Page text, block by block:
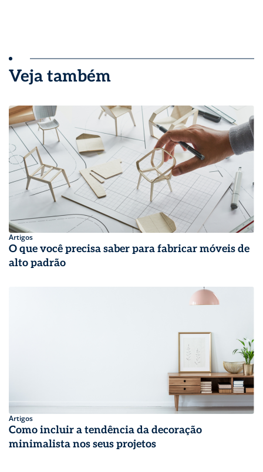
Veja também
Artigos
O que você precisa saber para fabricar móveis de
alto padrão
Artigos
Como incluir a tendência da decoração
minimalista nos seus projetos